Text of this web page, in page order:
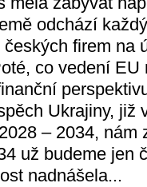
odchází
firem na
co vedení EU
Ukrajiny, již
– 2034,
už budeme jen
nadnášela...